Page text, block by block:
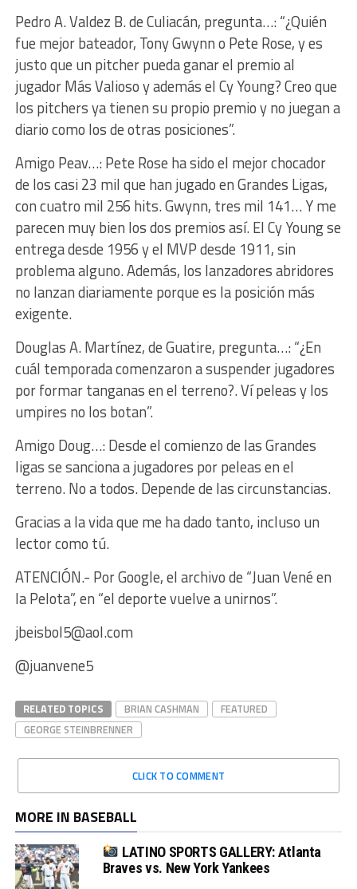
Pedro A. Valdez B. de Culiacán, pregunta…: “¿Quién
fue mejor bateador, Tony Gwynn o Pete Rose, y es
justo que un pitcher pueda ganar el premio al
jugador Más Valioso y además el Cy Young? Creo que
los pitchers ya tienen su propio premio y no juegan a
diario como los de otras posiciones”.
Amigo Peav…: Pete Rose ha sido el mejor chocador
de los casi 23 mil que han jugado en Grandes Ligas,
con cuatro mil 256 hits. Gwynn, tres mil 141… Y me
parecen muy bien los dos premios así. El Cy Young se
entrega desde 1956 y el MVP desde 1911, sin
problema alguno. Además, los lanzadores abridores
no lanzan diariamente porque es la posición más
exigente.
Douglas A. Martínez, de Guatire, pregunta…: “¿En
cuál temporada comenzaron a suspender jugadores
por formar tanganas en el terreno?. Ví peleas y los
umpires no los botan”.
Amigo Doug…: Desde el comienzo de las Grandes
ligas se sanciona a jugadores por peleas en el
terreno. No a todos. Depende de las circunstancias.
Gracias a la vida que me ha dado tanto, incluso un
lector como tú.
ATENCIÓN.- Por Google, el archivo de “Juan Vené en
la Pelota”, en “el deporte vuelve a unirnos”.
jbeisbol5@aol.com
@juanvene5
RELATED TOPICS BRIAN CASHMAN
FEATURED
GEORGE STEINBRENNER
CLICK TO COMMENT
MORE IN BASEBALL
LATINO SPORTS GALLERY: Atlanta
Braves vs. New York Yankees